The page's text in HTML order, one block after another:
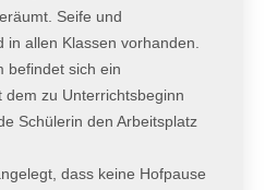
Seife und
in allen Klassen vorhanden.
befindet sich ein
dem zu Unterrichtsbeginn
Schülerin den Arbeitsplatz
dass keine Hofpause